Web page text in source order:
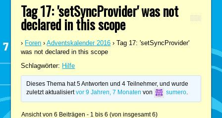
Tag 17: 'setSyncProvider' was not
declared in this scope
› Foren › Adventskalender 2016 › Tag 17: 'setSyncProvider'
was not declared in this scope
Schlagwörter: Hilfe
Dieses Thema hat 5 Antworten und 4 Teilnehmer, und wurde
zuletzt aktualisiertvor 9 Jahren, 7 Monaten von sumero.
Ansicht von 6 Beiträgen - 1 bis 6 (von insgesamt 6)